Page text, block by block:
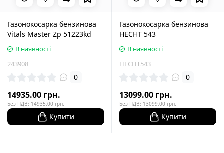
Газонокосарка бензинова
Vitals Master Zp 51223kd
В наявності
243908
0
14935.00 грн.
Без ПДВ: 14935.00 грн.
Купити
Газонокосарка бензинова
HECHT 543
В наявності
HECHT543
0
13099.00 грн.
Без ПДВ: 13099.00 грн.
Купити